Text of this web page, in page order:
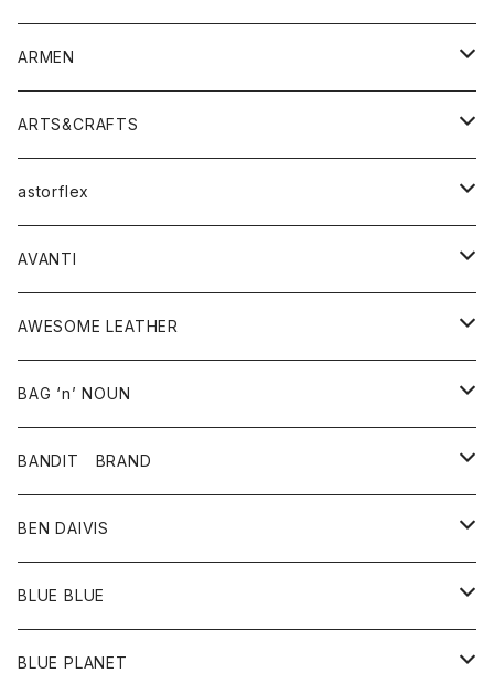
シャツ
Tシャツ・カットソー
シャツ・ブラウス
ボトムス
パンツ
スカート
ワンピース・オールインワン
バッグ
シューズ
アクセサリー
その他雑貨
ARMEN
アウター
コート
ジャケット
トップス
ベスト
シャツ
ワンピース
ボトム
スカート
パンツ
グッズ
靴
ARTS&CRAFTS
アクセサリー
ウォレット
バッグ
astorflex
グッズ
靴
AVANTI
シャツ
AWESOME LEATHER
アウター
革ジャケット
BAG ‘n’ NOUN
アクセサリー
バッグ
ポーチ
BANDIT BRAND
トップス
Ｔシャツ
BEN DAIVIS
ポトム
パンツ
BLUE BLUE
アウター
BLUE PLANET